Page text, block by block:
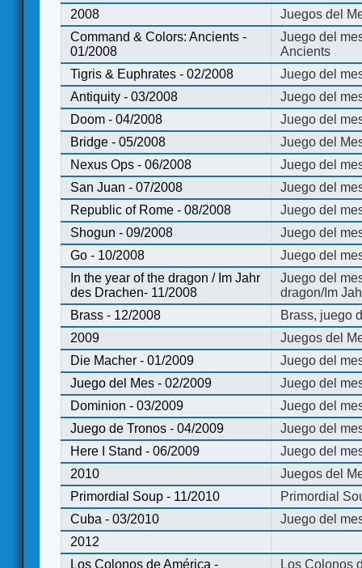
2008
Juegos del
Command & Colors: Ancients -
01/2008
Juego del
Ancients
Tigris & Euphrates - 02/2008
Juego del
Antiquity - 03/2008
Juego del
Doom - 04/2008
Juego del
Bridge - 05/2008
Juego del
Nexus Ops - 06/2008
Juego del
San Juan - 07/2008
Juego del
Republic of Rome - 08/2008
Juego del
Shogun - 09/2008
Juego del
Go - 10/2008
Juego del
In the year of the dragon / Im Jahr
des Drachen- 11/2008
Juego del
dragon/Im
Brass - 12/2008
Brass, juego
2009
Juegos del
Die Macher - 01/2009
Juego del
Juego del Mes - 02/2009
Juego del
Dominion - 03/2009
Juego del
Juego de Tronos - 04/2009
Juego del
Here I Stand - 06/2009
Juego del
2010
Juegos del
Primordial Soup - 11/2010
Primordial
Cuba - 03/2010
Juego del
2012
Los Colonos de América -
Los Colonos